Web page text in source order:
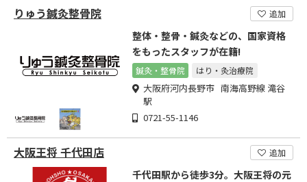
りゅう鍼灸整骨院 追加
整体・整骨・鍼灸などの、国家資格
をもったスタッフが在籍!
鍼灸・整骨院 はり・灸治療院
大阪府河内長野市 南海高野線 滝谷
駅
0721-55-1146
大阪王将 千代田店 追加
千代田駅から徒歩3分。大阪王将の元